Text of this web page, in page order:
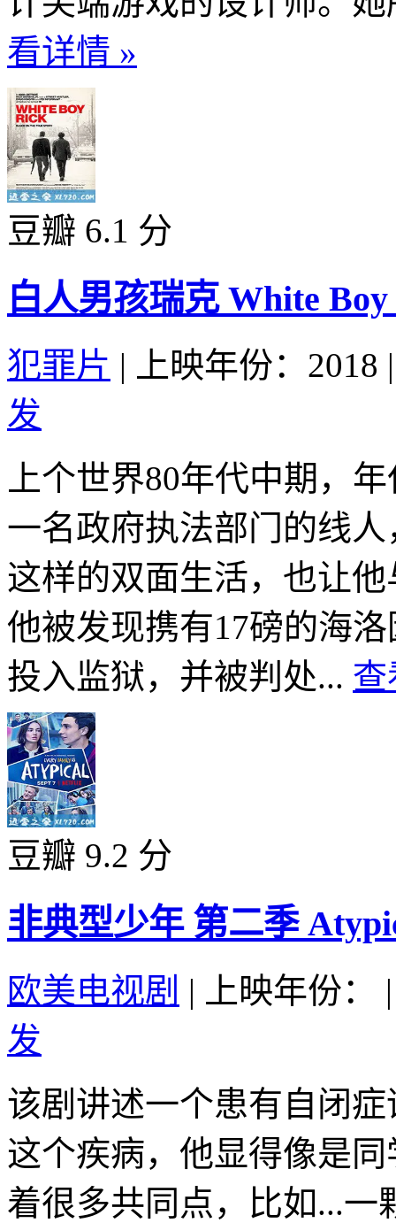
看详情 »
豆瓣 6.1 分
白人男孩瑞克 White
犯罪片 | 上映年份：2018 |
发
上个世界80年代中期，
一名政府执法部门的线
这样的双面生活，也让
他被发现携有17磅的海
投入监狱，并被判处... 查
豆瓣 9.2 分
非典型少年 第二季
欧美电视剧 | 上映年份：
|
发
该剧讲述一个患有自闭
这个疾病，他显得像是
着很多共同点，比如...